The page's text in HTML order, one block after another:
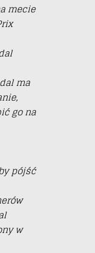
mecie
ma
go na
pójść
w